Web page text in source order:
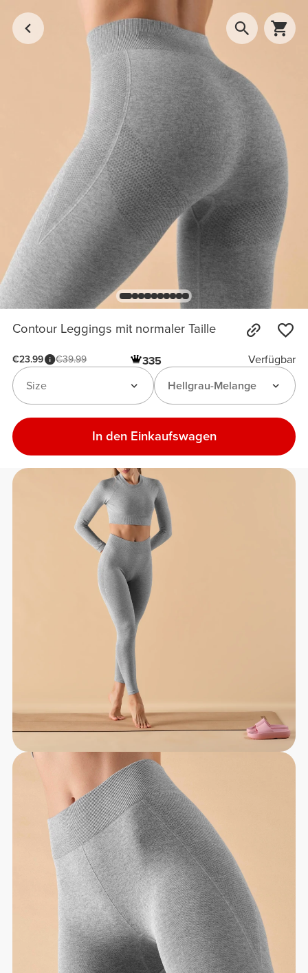
Contour Leggings mit normaler Taille
€23.99 €39.99 335
Verfügbar
Hellgrau-Melange
Size
In den Einkaufswagen